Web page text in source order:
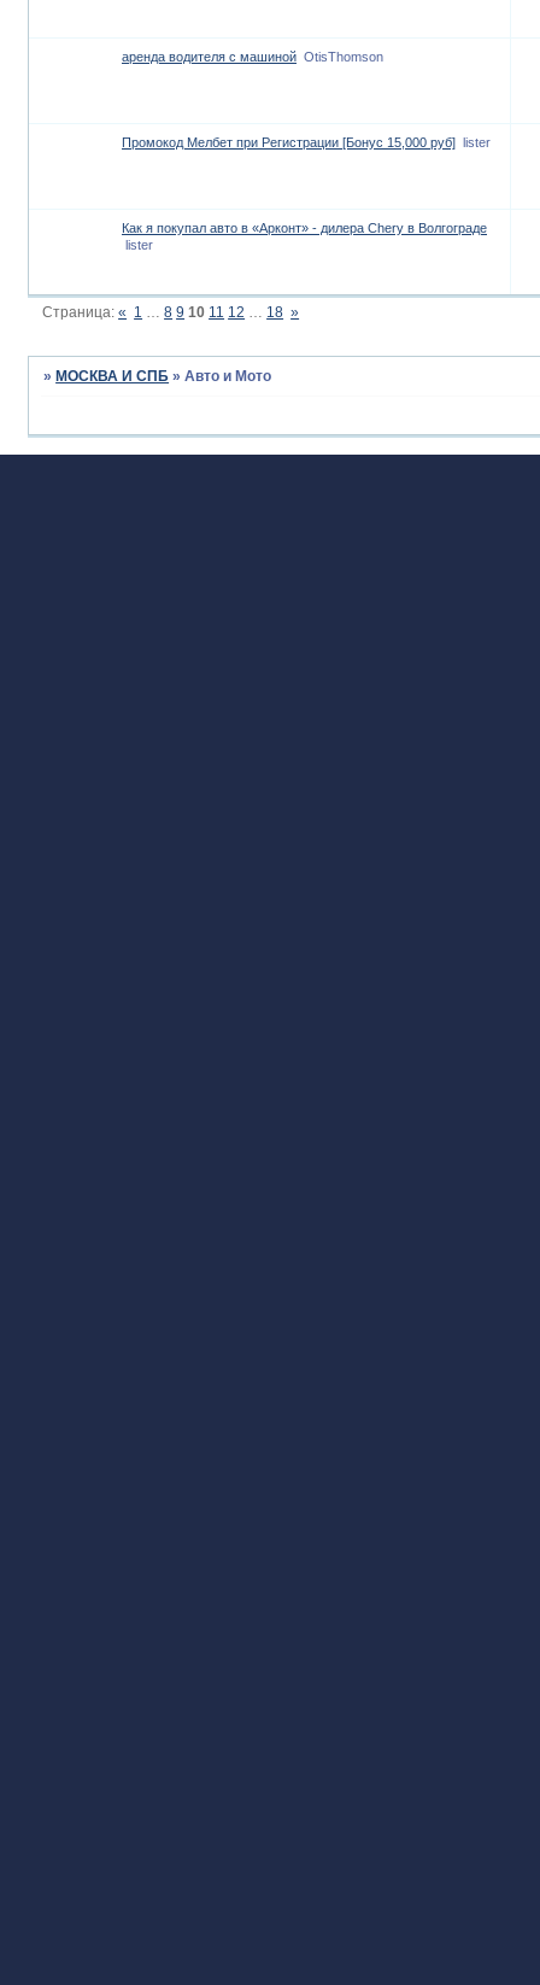
аренда водителя с машиной OtisThomson
Промокод Мелбет при Регистрации [Бонус 15,000 руб] lister
Как я покупал авто в «Арконт» - дилера Chery в Волгограде
lister
Страница:« 1 8 9 10 11 12 18 »
» МОСКВА И СПБ »Авто и Мото